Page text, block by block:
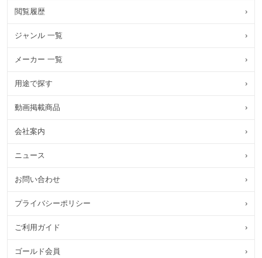
閲覧履歴 ›
ジャンル 一覧 ›
メーカー 一覧 ›
用途で探す ›
動画掲載商品 ›
会社案内 ›
ニュース ›
お問い合わせ ›
プライバシーポリシー ›
ご利用ガイド ›
ゴールド会員 ›